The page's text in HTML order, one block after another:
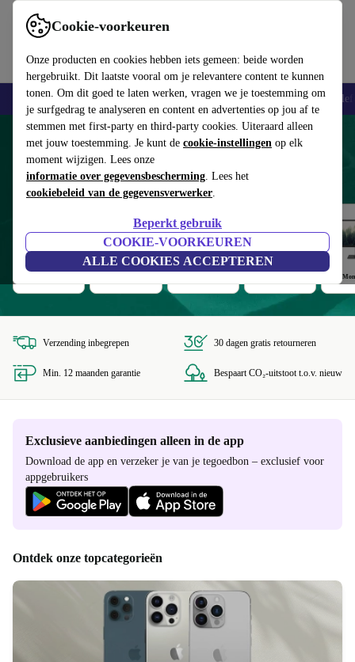
Cookie-voorkeuren
Onze producten en cookies hebben iets gemeen: beide worden
hergebruikt. Dit laatste vooral om je relevantere content te kunnen
tonen. Om dit goed te laten werken, vragen we je toestemming om
je surfgedrag te analyseren en content en advertenties op jou af te
stemmen met first-party en third-party cookies. Uiteraard alleen
met jouw toestemming. Je kunt de cookie-instellingen op elk
moment wijzigen. Lees onze
informatie over gegevensbescherming. Lees het
cookiebeleid van de gegevensverwerker.
Beperkt gebruik
COOKIE-VOORKEUREN
ALLE COOKIES ACCEPTEREN
Smartphones Laptops Tablets Smartwatches Accessoires
Refurbished producten met minstens 12
maanden garantie
Verzending inbegrepen 30 dagen gratis retourneren
Min. 12 maanden garantie Bespaart CO₂-uitstoot t.o.v. nieuw
Exclusieve aanbiedingen alleen in de app
Download de app en verzeker je van je tegoedbon – exclusief voor
appgebruikers
Ontdek onze topcategorieën